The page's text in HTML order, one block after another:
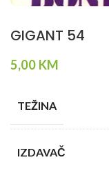
GIGANT 54
5,00 KM
TEŽINA
IZDAVAČ